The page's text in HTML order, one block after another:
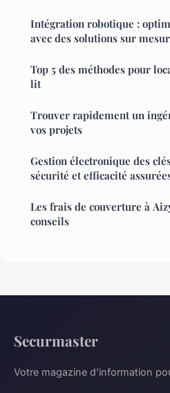
Intégration robotique :
avec des solutions sur
Top 5 des méthodes pour
lit
Trouver rapidement un
vos projets
Gestion électronique des
sécurité et efficacité
Les frais de couverture à
conseils
Securmaster
Votre magazine d'information